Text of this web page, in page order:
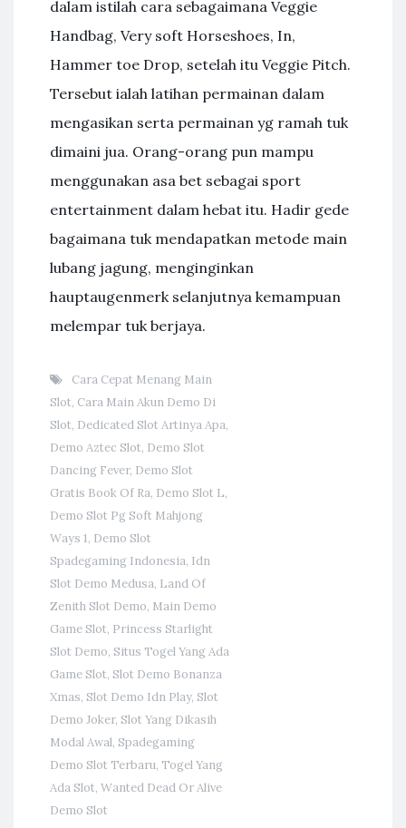
dalam istilah cara sebagaimana Veggie
Handbag, Very soft Horseshoes, In,
Hammer toe Drop, setelah itu Veggie Pitch.
Tersebut ialah latihan permainan dalam
mengasikan serta permainan yg ramah tuk
dimaini jua. Orang-orang pun mampu
menggunakan asa bet sebagai sport
entertainment dalam hebat itu. Hadir gede
bagaimana tuk mendapatkan metode main
lubang jagung, menginginkan
hauptaugenmerk selanjutnya kemampuan
melempar tuk berjaya.
Cara Cepat Menang Main
Slot, Cara Main Akun Demo Di
Slot, Dedicated Slot Artinya Apa,
Demo Aztec Slot, Demo Slot
Dancing Fever, Demo Slot
Gratis Book Of Ra, Demo Slot L,
Demo Slot Pg Soft Mahjong
Ways 1, Demo Slot
Spadegaming Indonesia, Idn
Slot Demo Medusa, Land Of
Zenith Slot Demo, Main Demo
Game Slot, Princess Starlight
Slot Demo, Situs Togel Yang Ada
Game Slot, Slot Demo Bonanza
Xmas, Slot Demo Idn Play, Slot
Demo Joker, Slot Yang Dikasih
Modal Awal, Spadegaming
Demo Slot Terbaru, Togel Yang
Ada Slot, Wanted Dead Or Alive
Demo Slot